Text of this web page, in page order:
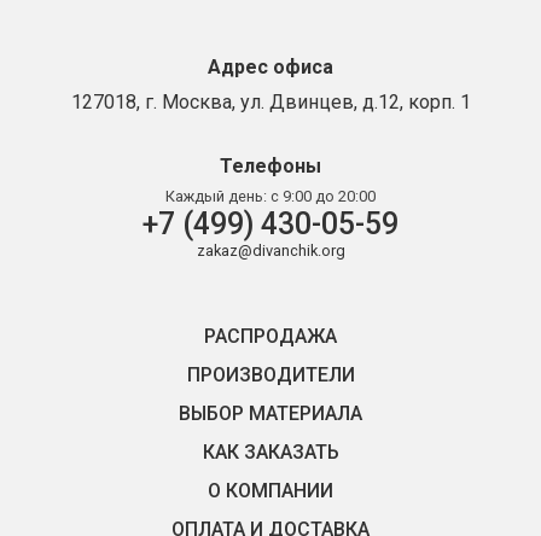
Адрес офиса
127018, г. Москва, ул. Двинцев, д.12, корп. 1
Телефоны
Каждый день: с 9:00 до 20:00
+7 (499) 430-05-59
zakaz@divanchik.org
РАСПРОДАЖА
ПРОИЗВОДИТЕЛИ
ВЫБОР МАТЕРИАЛА
КАК ЗАКАЗАТЬ
О КОМПАНИИ
ОПЛАТА И ДОСТАВКА